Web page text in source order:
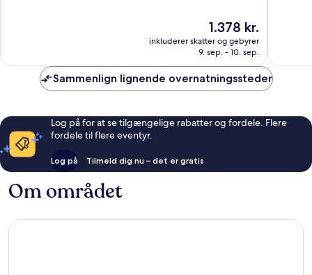
Prisen
er
1.378 kr.
1.378 kr.
inkluderer skatter og gebyrer
9. sep. - 10. sep.
Sammenlign lignende overnatningssteder
Log på for at se tilgængelige rabatter og fordele. Flere
fordele til flere eventyr.
Log på Tilmeld dig nu – det er gratis
Om området